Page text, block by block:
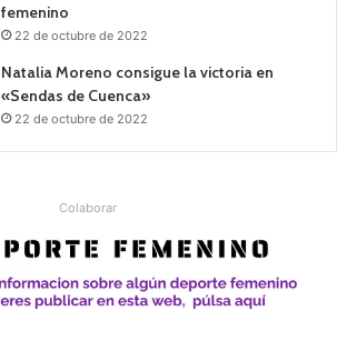
femenino
22 de octubre de 2022
Natalia Moreno consigue la victoria en
«Sendas de Cuenca»
22 de octubre de 2022
Colaborar